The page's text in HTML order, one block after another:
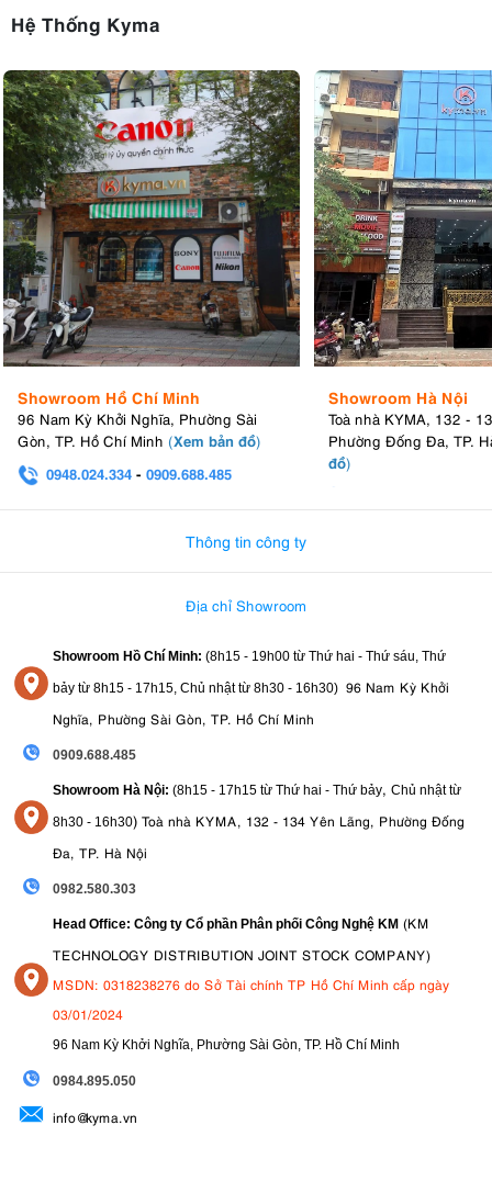
Hệ Thống Kyma
Showroom Hồ Chí Minh
96 Nam Kỳ Khởi Nghĩa, Phường Sài
Gòn, TP. Hồ Chí Minh (Xem bản đồ)
0948.024.334 - 0909.688.485
Showroom Hà Nội
Toà nhà KYMA, 132 -
Phường Đống Đa, TP.
đồ)
Thông tin công ty
Địa chỉ Showroom
Showroom Hồ Chí Minh: (8h15 - 19h00 từ Thứ hai - Thứ sáu, Thứ
bảy từ 8h15 - 17h15, Chủ nhật từ 8h30 - 16h30) 96 Nam Kỳ Khởi
Nghĩa, Phường Sài Gòn, TP. Hồ Chí Minh
0909.688.485
Showroom Hà Nội: (8h15 - 17h15 từ Thứ hai - Thứ bảy, Chủ nhật từ
8h30 - 16h30) Toà nhà KYMA, 132 - 134 Yên Lãng, Phường Đống
Đa, TP. Hà Nội
0982.580.303
Head Office: Công ty Cổ phần Phân phối Công Nghệ KM (KM
TECHNOLOGY DISTRIBUTION JOINT STOCK COMPANY)
MSDN: 0318238276 do Sở Tài chính TP Hồ Chí Minh cấp ngày
03/01/2024
96 Nam Kỳ Khởi Nghĩa, Phường Sài Gòn, TP. Hồ Chí Minh
0984.895.050
info@kyma.vn